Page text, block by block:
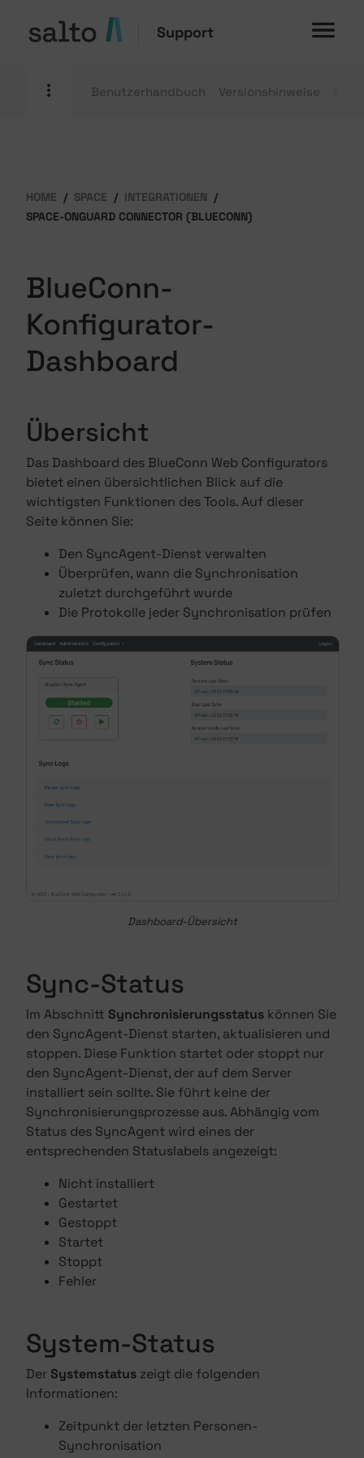
Support
Benutzerhandbuch Versionshinweise
HOME SPACE
INTEGRATIONEN
SPACE-ONGUARD CONNECTOR (BLUECONN)
BlueConn-
Konfigurator-
Dashboard
Übersicht
Das Dashboard des BlueConn Web Configurators
bietet einen übersichtlichen Blick auf die
wichtigsten Funktionen des Tools. Auf dieser
Seite können Sie:
Den SyncAgent-Dienst verwalten
Überprüfen, wann die Synchronisation
zuletzt durchgeführt wurde
Die Protokolle jeder Synchronisation prüfen
Dashboard-Übersicht
Sync-Status
Im Abschnitt Synchronisierungsstatus können Sie
den SyncAgent-Dienst starten, aktualisieren und
stoppen. Diese Funktion startet oder stoppt nur
den SyncAgent-Dienst, der auf dem Server
installiert sein sollte. Sie führt keine der
Synchronisierungsprozesse aus. Abhängig vom
Status des SyncAgent wird eines der
entsprechenden Statuslabels angezeigt:
Nicht installiert
Gestartet
Gestoppt
Startet
Stoppt
Fehler
System-Status
DerSystemstatus zeigt die folgenden
Informationen:
Zeitpunkt der letzten Personen-
Synchronisation